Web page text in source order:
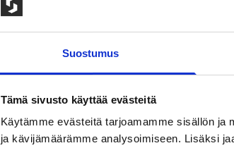
Suostumus
Tämä sivusto käyttää evästeitä
Käytämme evästeitä tarjoamamme sisällön ja
ja kävijämäärämme analysoimiseen. Lisäksi